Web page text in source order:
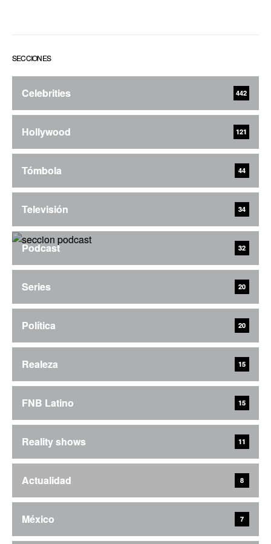
SECCIONES
Celebrities 442
Hollywood 121
Tómbola 44
Televisión 34
Podcast 32
Series 20
Política 20
Realeza 15
FNB Latino 15
Reality shows 11
Actualidad 8
México 7